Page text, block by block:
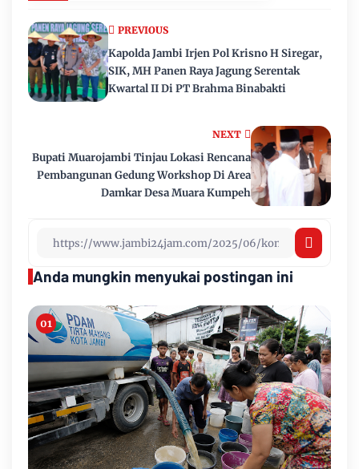
NEXT
Bupati Muarojambi Tinjau Lokasi Rencana
Pembangunan Gedung Workshop Di Area
Damkar Desa Muara Kumpeh
PREVIOUS
Kapolda Jambi Irjen Pol Krisno H Siregar,
SIK, MH Panen Raya Jagung Serentak
Kwartal II Di PT Brahma Binabakti
Anda mungkin menyukai postingan ini